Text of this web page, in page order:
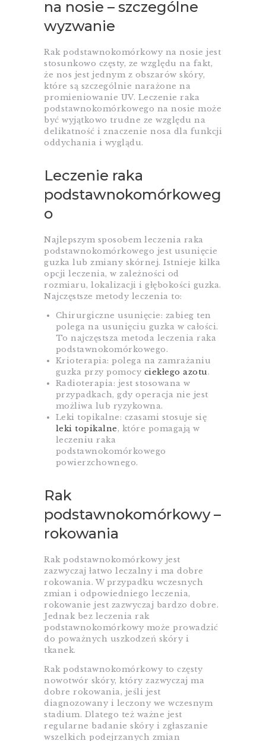
na nosie – szczególne
wyzwanie
Rak podstawnokomórkowy na nosie jest
stosunkowo częsty, ze względu na fakt,
że nos jest jednym z obszarów skóry,
które są szczególnie narażone na
promieniowanie UV. Leczenie raka
podstawnokomórkowego na nosie może
być wyjątkowo trudne ze względu na
delikatność i znaczenie nosa dla funkcji
oddychania i wyglądu.
Leczenie raka
podstawnokomórkoweg
o
Najlepszym sposobem leczenia raka
podstawnokomórkowego jest usunięcie
guzka lub zmiany skórnej. Istnieje kilka
opcji leczenia, w zależności od
rozmiaru, lokalizacji i głębokości guzka.
Najczęstsze metody leczenia to:
Chirurgiczne usunięcie: zabieg ten
polega na usunięciu guzka w całości.
To najczęstsza metoda leczenia raka
podstawnokomórkowego.
Krioterapia: polega na zamrażaniu
guzka przy pomocy ciekłego azotu.
Radioterapia: jest stosowana w
przypadkach, gdy operacja nie jest
możliwa lub ryzykowna.
Leki topikalne: czasami stosuje się
leki topikalne, które pomagają w
leczeniu raka
podstawnokomórkowego
powierzchownego.
Rak
podstawnokomórkowy –
rokowania
Rak podstawnokomórkowy jest
zazwyczaj łatwo leczalny i ma dobre
rokowania. W przypadku wczesnych
zmian i odpowiedniego leczenia,
rokowanie jest zazwyczaj bardzo dobre.
Jednak bez leczenia rak
podstawnokomórkowy może prowadzić
do poważnych uszkodzeń skóry i
tkanek.
Rak podstawnokomórkowy to częsty
nowotwór skóry, który zazwyczaj ma
dobre rokowania, jeśli jest
diagnozowany i leczony we wczesnym
stadium. Dlatego też ważne jest
regularne badanie skóry i zgłaszanie
wszelkich podejrzanych zmian